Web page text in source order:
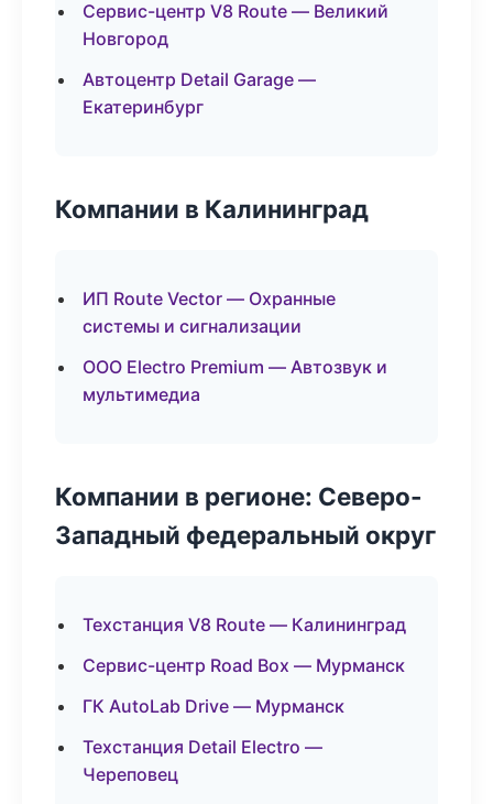
Сервис-центр V8 Route — Великий
Новгород
Автоцентр Detail Garage —
Екатеринбург
Компании в Калининград
ИП Route Vector — Охранные
системы и сигнализации
ООО Electro Premium — Автозвук и
мультимедиа
Компании в регионе: Северо-
Западный федеральный округ
Техстанция V8 Route — Калининград
Сервис-центр Road Box — Мурманск
ГК AutoLab Drive — Мурманск
Техстанция Detail Electro —
Череповец